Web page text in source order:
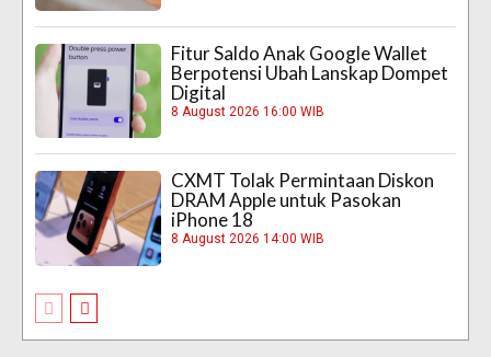
Fitur Saldo Anak Google Wallet
Berpotensi Ubah Lanskap Dompet
Digital
8 August 2026 16:00 WIB
CXMT Tolak Permintaan Diskon
DRAM Apple untuk Pasokan
iPhone 18
8 August 2026 14:00 WIB